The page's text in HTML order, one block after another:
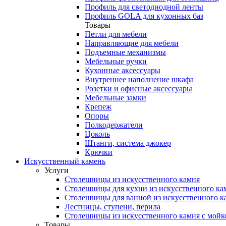
Профиль для светодиодной ленты
Профиль GOLA для кухонных баз
Товары
Петли для мебели
Направляющие для мебели
Подъемные механизмы
Мебельные ручки
Кухонные аксессуары
Внутреннее наполнение шкафа
Розетки и офисные аксессуары
Мебельные замки
Крепеж
Опоры
Полкодержатели
Цоколь
Штанги, система джокер
Крючки
Искусственный камень
Услуги
Столешницы из искусственного камня
Столешницы для кухни из искусственного
Столешницы для ванной из искусственного
Лестницы, ступени, перила
Столешницы из искусственного камня с